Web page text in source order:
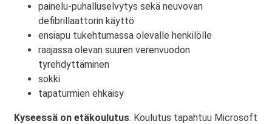
painelu-puhalluselvytys sekä neuvovan
defibrillaattorin käyttö
ensiapu tukehtumassa olevalle henkilölle
raajassa olevan suuren verenvuodon
tyrehdyttäminen
sokki
tapaturmien ehkäisy
Kyseessä on etäkoulutus. Koulutus tapahtuu Microsoft